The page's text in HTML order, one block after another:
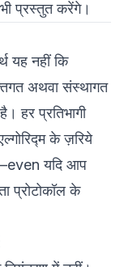
प्रस्तुत करेंगे।
यह नहीं कि
अथवा संस्थागत
हर प्रतिभागी
के ज़रिये
यदि आप
प्रोटोकॉल के